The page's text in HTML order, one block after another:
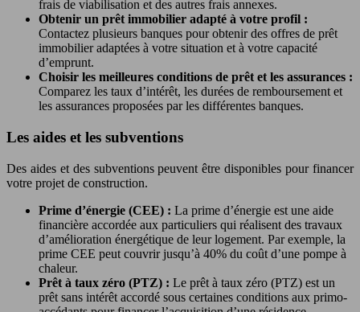
frais de viabilisation et des autres frais annexes.
Obtenir un prêt immobilier adapté à votre profil :
Contactez plusieurs banques pour obtenir des offres de prêt
immobilier adaptées à votre situation et à votre capacité
d’emprunt.
Choisir les meilleures conditions de prêt et les assurances :
Comparez les taux d’intérêt, les durées de remboursement et
les assurances proposées par les différentes banques.
Les aides et les subventions
Des aides et des subventions peuvent être disponibles pour financer
votre projet de construction.
Prime d’énergie (CEE) : La prime d’énergie est une aide
financière accordée aux particuliers qui réalisent des travaux
d’amélioration énergétique de leur logement. Par exemple, la
prime CEE peut couvrir jusqu’à 40% du coût d’une pompe à
chaleur.
Prêt à taux zéro (PTZ) : Le prêt à taux zéro (PTZ) est un
prêt sans intérêt accordé sous certaines conditions aux primo-